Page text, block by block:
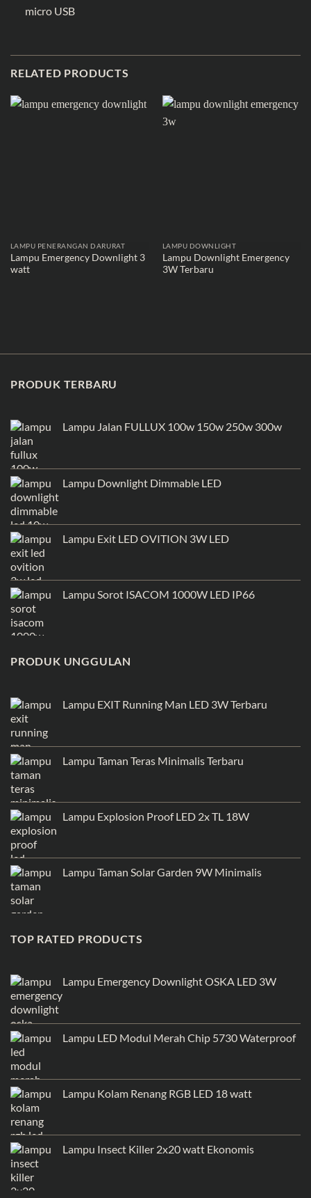
micro USB
RELATED PRODUCTS
LAMPU PENERANGAN DARURAT
Lampu Emergency Downlight 3
watt
LAMPU DOWNLIGHT
Lampu Downlight Emergency
3W Terbaru
PRODUK TERBARU
Lampu Jalan FULLUX 100w 150w 250w 300w
Lampu Downlight Dimmable LED
Lampu Exit LED OVITION 3W LED
Lampu Sorot ISACOM 1000W LED IP66
PRODUK UNGGULAN
Lampu EXIT Running Man LED 3W Terbaru
Lampu Taman Teras Minimalis Terbaru
Lampu Explosion Proof LED 2x TL 18W
Lampu Taman Solar Garden 9W Minimalis
TOP RATED PRODUCTS
Lampu Emergency Downlight OSKA LED 3W
Lampu LED Modul Merah Chip 5730 Waterproof
Lampu Kolam Renang RGB LED 18 watt
Lampu Insect Killer 2x20 watt Ekonomis